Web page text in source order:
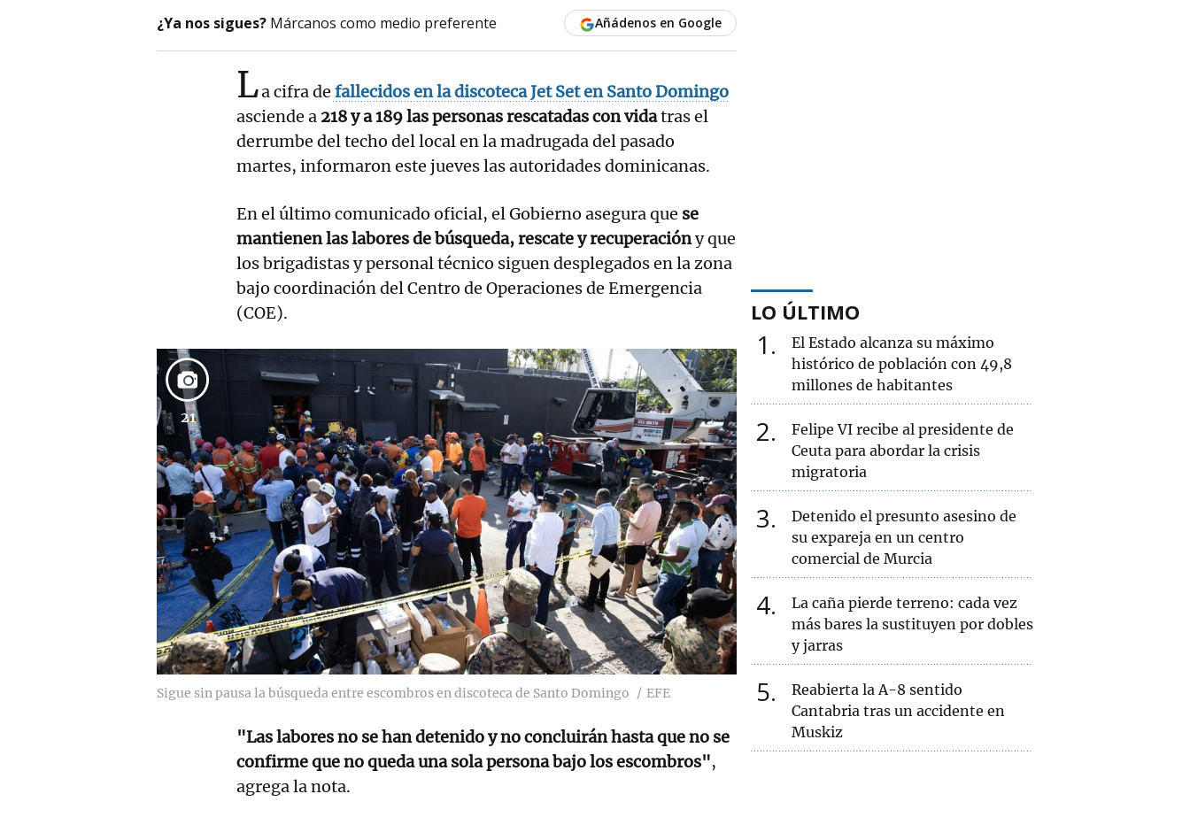
¿Ya nos sigues? Márcanos como medio preferente Añádenos en Google
La cifra de fallecidos en la discoteca Jet Set en Santo Domingo
asciende a 218 y a 189 las personas rescatadas con vidatras el
derrumbe del techo del local en la madrugada del pasado
martes, informaron este jueves las autoridades dominicanas.
En el último comunicado oficial, el Gobierno asegura que se
mantienen las labores de búsqueda, rescate y recuperacióny que
los brigadistas y personal técnico siguen desplegados en la zona
bajo coordinación del Centro de Operaciones de Emergencia
(COE).
21
Sigue sin pausa la búsqueda entre escombros en discoteca de Santo Domingo EFE
"Las labores no se han detenido y no concluirán hasta que no se
confirme que no queda una sola persona bajo los escombros",
agrega la nota.
LO ÚLTIMO
1
El Estado alcanza su máximo
histórico de población con 49,8
millones de habitantes
2
Felipe VI recibe al presidente de
Ceuta para abordar la crisis
migratoria
3
Detenido el presunto asesino de
su expareja en un centro
comercial de Murcia
4
La caña pierde terreno: cada vez
más bares la sustituyen por dobles
y jarras
5
Reabierta la A-8 sentido
Cantabria tras un accidente en
Muskiz